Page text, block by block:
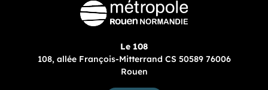
Le 108
108, allée François-Mitterrand CS 50589 76006
Rouen